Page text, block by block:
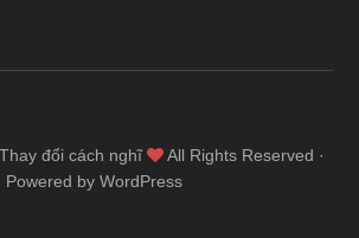
Thay đổi cách nghĩ
All Rights Reserved ·
Powered by WordPress